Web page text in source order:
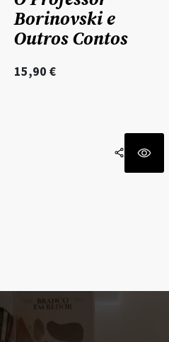
Borinovski e
Outros Contos
15,90 €